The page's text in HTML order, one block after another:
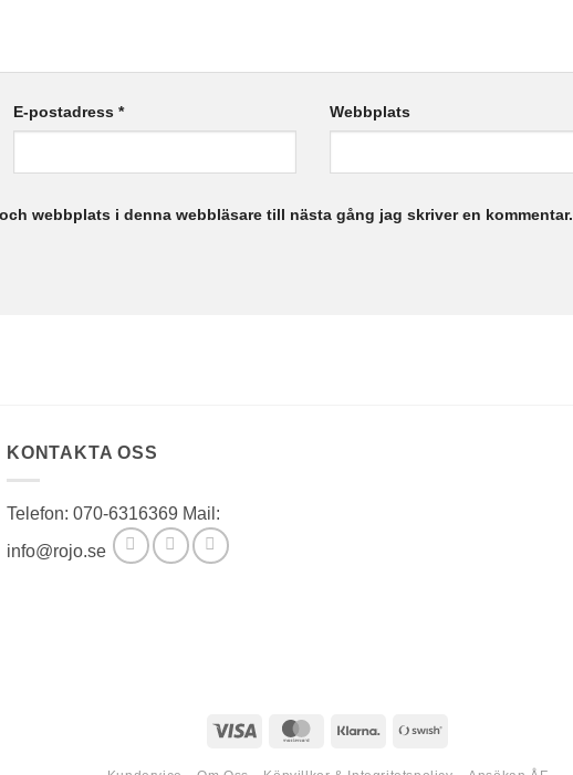
E-postadress * Webbplats
webbplats i denna webbläsare till nästa gång jag skriver en kommentar.
KONTAKTA OSS
Telefon: 070-6316369 Mail:
info@rojo.se
Visa MasterCardKlarna
Swish